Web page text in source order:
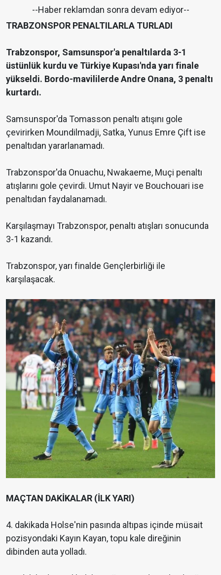
--Haber reklamdan sonra devam ediyor--
TRABZONSPOR PENALTILARLA TURLADI
Trabzonspor, Samsunspor'a penaltılarda 3-1
üstünlük kurdu ve Türkiye Kupası'nda yarı finale
yükseldi. Bordo-mavililerde Andre Onana, 3 penaltı
kurtardı.
Samsunspor'da Tomasson penaltı atışını gole
çevirirken Moundilmadji, Satka, Yunus Emre Çift ise
penaltıdan yararlanamadı.
Trabzonspor'da Onuachu, Nwakaeme, Muçi penaltı
atışlarını gole çevirdi. Umut Nayir ve Bouchouari ise
penaltıdan faydalanamadı.
Karşılaşmayı Trabzonspor, penaltı atışları sonucunda
3-1 kazandı.
Trabzonspor, yarı finalde Gençlerbirliği ile
karşılaşacak.
MAÇTAN DAKİKALAR (İLK YARI)
4. dakikada Holse'nin pasında altıpas içinde müsait
pozisyondaki Kayın Kayan, topu kale direğinin
dibinden auta yolladı.